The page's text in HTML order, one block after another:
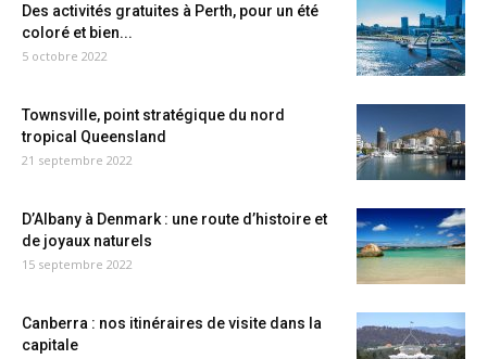
Des activités gratuites à Perth, pour un été
coloré et bien...
5 octobre 2022
Townsville, point stratégique du nord
tropical Queensland
21 septembre 2022
D’Albany à Denmark : une route d’histoire et
de joyaux naturels
15 septembre 2022
Canberra : nos itinéraires de visite dans la
capitale